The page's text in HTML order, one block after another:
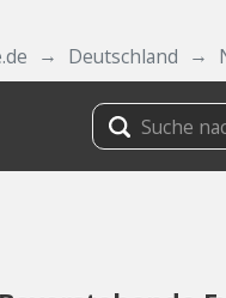
Deutschland